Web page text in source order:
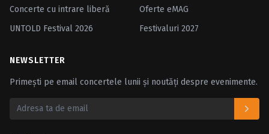
Concerte cu intrare liberă
Oferte eMAG
UNTOLD Festival 2026
Festivaluri 2027
NEWSLETTER
Primești pe email concertele lunii și noutăți despre evenimente.